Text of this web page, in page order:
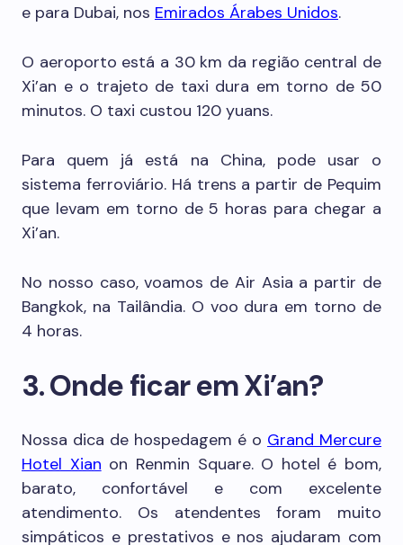
e para Dubai, nos Emirados Árabes Unidos.
O aeroporto está a 30 km da região central de
Xi’an e o trajeto de taxi dura em torno de 50
minutos. O taxi custou 120 yuans.
Para quem já está na China, pode usar o
sistema ferroviário. Há trens a partir de Pequim
que levam em torno de 5 horas para chegar a
Xi’an.
No nosso caso, voamos de Air Asia a partir de
Bangkok, na Tailândia. O voo dura em torno de
4 horas.
3. Onde ficar em Xi’an?
Nossa dica de hospedagem é o Grand Mercure
Hotel Xian on Renmin Square. O hotel é bom,
barato, confortável e com excelente
atendimento. Os atendentes foram muito
simpáticos e prestativos e nos ajudaram com